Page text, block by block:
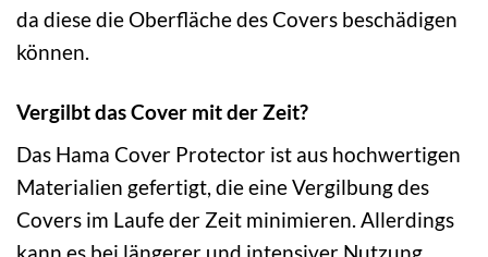
da diese die Oberfläche des Covers beschädigen
können.
Vergilbt das Cover mit der Zeit?
Das Hama Cover Protector ist aus hochwertigen
Materialien gefertigt, die eine Vergilbung des
Covers im Laufe der Zeit minimieren. Allerdings